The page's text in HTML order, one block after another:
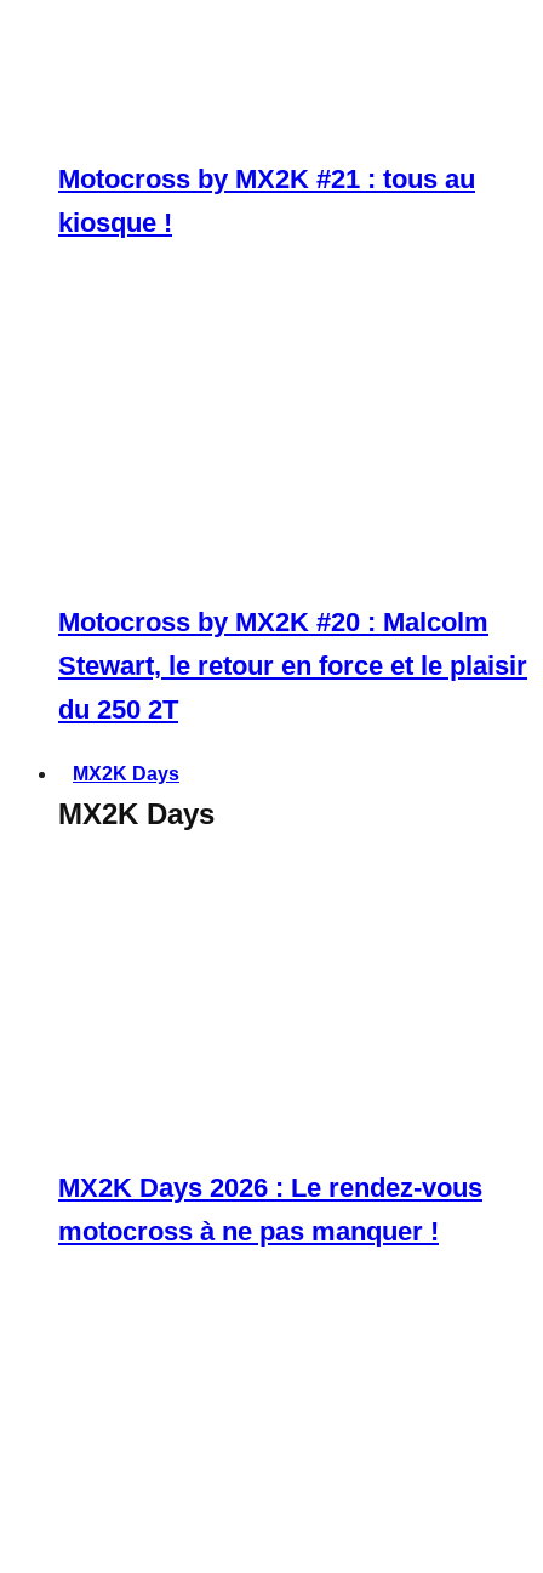
Motocross by MX2K #21 : tous au
kiosque !
Motocross by MX2K #20 : Malcolm
Stewart, le retour en force et le plaisir
du 250 2T
MX2K Days
MX2K Days
MX2K Days 2026 : Le rendez-vous
motocross à ne pas manquer !